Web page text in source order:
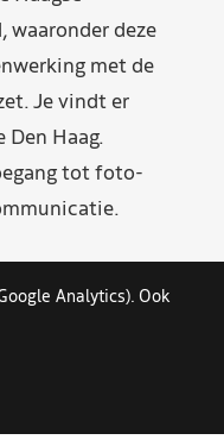
waaronder deze
met de
Je vindt er
Den Haag.
tot foto-
Analytics). Ook